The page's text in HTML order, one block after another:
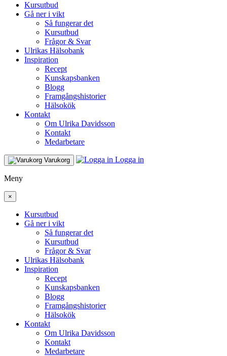
Kursutbud
Gå ner i vikt
Så fungerar det
Kursutbud
Frågor & Svar
Ulrikas Hälsobank
Inspiration
Recept
Kunskapsbanken
Blogg
Framgångshistorier
Hälsokök
Kontakt
Om Ulrika Davidsson
Kontakt
Medarbetare
Varukorg Logga in
Meny
×
Kursutbud
Gå ner i vikt
Så fungerar det
Kursutbud
Frågor & Svar
Ulrikas Hälsobank
Inspiration
Recept
Kunskapsbanken
Blogg
Framgångshistorier
Hälsokök
Kontakt
Om Ulrika Davidsson
Kontakt
Medarbetare